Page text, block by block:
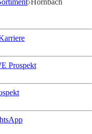
Hornbach
Prospekt
App